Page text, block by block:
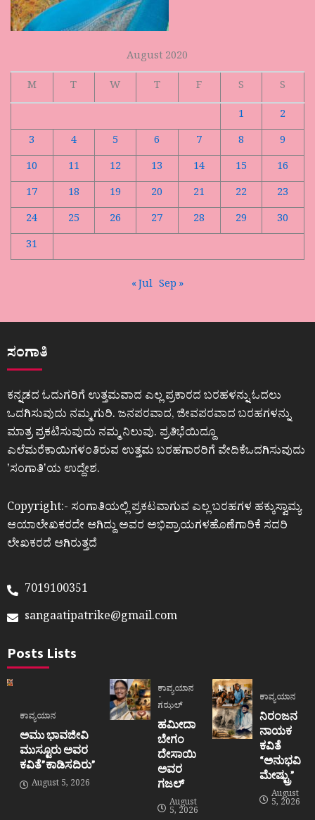
August 2020
M
T W T F S
S
1
2
3
4 5 6 7 8
9
10
11 12 13 14 15
16
17
18 19 20 21 22
23
24
25 26 27 28 29
30
31
« Jul Sep »
ಸಂಗಾತಿ
ಕನ್ನಡದ ಓದುಗರಿಗೆ ಉತ್ತಮವಾದ ಎಲ್ಲ ಪ್ರಕಾರದ ಬರಹಳನ್ನು ಓದಲು
ಒದಗಿಸುವುದು ನಮ್ಮ ಗುರಿ. ಜನಪರವಾದ, ಜೀವಪರವಾದ ಬರಹಗಳನ್ನು
ಮಾತ್ರ ಪ್ರಕಟಿಸುವುದು ನಮ್ಮ ನಿಲುವು. ಪ್ರತಿಭೆಯಿದ್ದೂ
ಎಲೆಮರೆಕಾಯಿಗಳಂತಿರುವ ಉತ್ತಮ ಬರಹಗಾರರಿಗೆ ವೇದಿಕೆಒದಗಿಸುವುದು
ʼಸಂಗಾತಿʼಯ ಉದ್ದೇಶ.
Copyright:- ಸಂಗಾತಿಯಲ್ಲಿ ಪ್ರಕಟವಾಗುವ ಎಲ್ಲ ಬರಹಗಳ ಹಕ್ಕುಸ್ವಾಮ್ಯ
ಆಯಾಲೇಖಕರದೇ ಆಗಿದ್ದು ಅವರ ಅಭಿಪ್ರಾಯಗಳಹೊಣೆಗಾರಿಕೆ ಸದರಿ
ಲೇಖಕರದೆ ಆಗಿರುತ್ತದೆ
7019100351
sangaatipatrike@gmail.com
Posts Lists
ಕಾವ್ಯಯಾನ
ಅಮು ಭಾವಜೀವಿ
ಮುಸ್ಟೂರು ಅವರ
ಕವಿತೆ”ಕಾಡಿಸದಿರು”
August 5, 2026
ಕಾವ್ಯಯಾನ
ಗಝಲ್
ಹಮೀದಾ
ಬೇಗಂ
ದೇಸಾಯಿ
ಅವರ
ಗಜಲ್
August
5, 2026
ಕಾವ್ಯಯಾನ
ನಿರಂಜನ
ನಾಯಕ
ಕವಿತೆ
“ಅನುಭವಿ
ಮೇಷ್ಟ್ರು”
August
5, 2026